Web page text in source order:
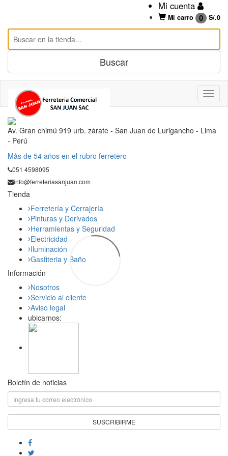
Mi cuenta
Mi carro 0 S/.0
Av. Gran chimú 919 urb. zárate - San Juan de Lurigancho - Lima
- Perú
Mås de 54 años en el rubro ferretero
051 4598095
info@ferreteriasanjuan.com
Tienda
Ferretería y Cerrajería
Pinturas y Derivados
Herramientas y Seguridad
Electricidad
Iluminación
Gasfiteria y Baño
Información
Nosotros
Servicio al cliente
Aviso legal
ubicarnos:
Boletín de noticias